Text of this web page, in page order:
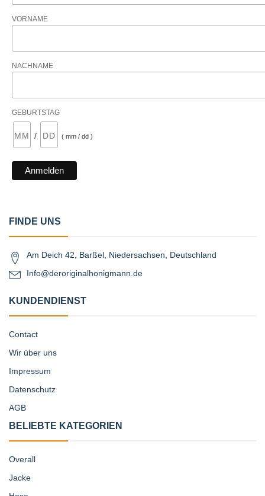
VORNAME
NACHNAME
GEBURTSTAG
/ ( mm / dd )
FINDE UNS
Am Deich 42, Barßel, Niedersachsen, Deutschland
Info@deroriginalhonigmann.de
KUNDENDIENST
Contact
Wir über uns
Impressum
Datenschutz
AGB
BELIEBTE KATEGORIEN
Overall
Jacke